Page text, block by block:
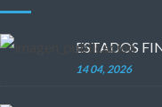
ESTADOS
14 04, 2026